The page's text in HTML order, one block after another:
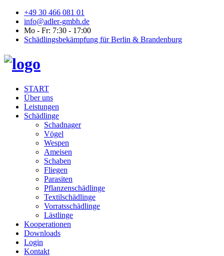
+49 30 466 081 01
info@adler-gmbh.de
Mo - Fr: 7:30 - 17:00
Schädlingsbekämpfung für Berlin & Brandenburg
START
Über uns
Leistungen
Schädlinge
Schadnager
Vögel
Wespen
Ameisen
Schaben
Fliegen
Parasiten
Pflanzenschädlinge
Textilschädlinge
Vorratsschädlinge
Lästlinge
Kooperationen
Downloads
Login
Kontakt